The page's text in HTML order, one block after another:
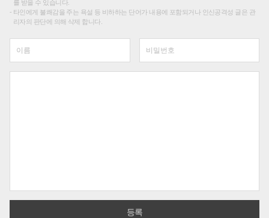
를 받을 수 있습니다.
타인에게 불쾌감을 주는 욕설 등 비하하는 단어가 내용에 포함되거나 인신공격성 글은 관
리자의 판단에 의해 삭제 합니다.